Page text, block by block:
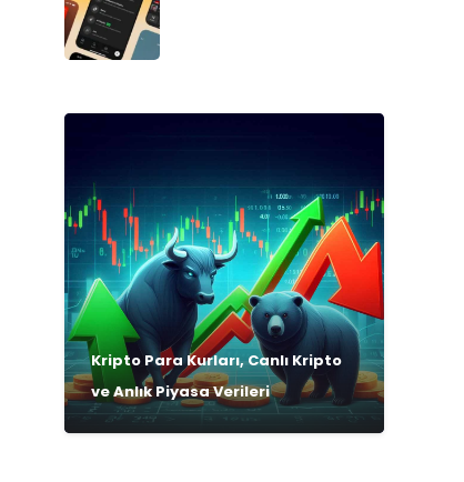
Kripto Para Kurları, Canlı Kripto
ve Anlık Piyasa Verileri